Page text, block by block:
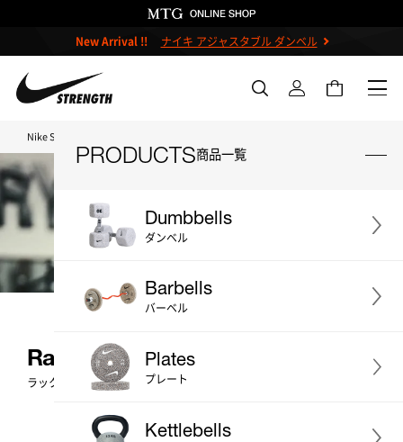
New Arrival !! ナイキ アジャスタブル ダンベル
＃バーベル ＃プレート
＃プライオボックス
PRODUCTS商品一覧
Dumbbells
ダンベル
Barbells
バーベル
Plates
プレート
Kettlebells
Nike Strength TOP
Racks & Storage
ラック・ストレージ